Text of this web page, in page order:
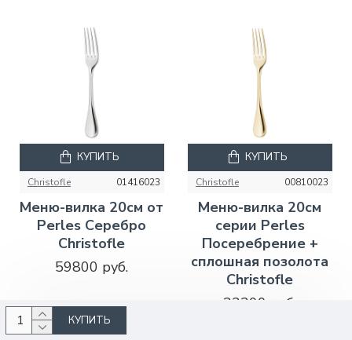
КУПИТЬ
Christofle 01416023
Меню-вилка 20см от
Perles Серебро
Christofle
59800 руб.
КУПИТЬ
Christofle 00810023
Меню-вилка 20см
серии Perles
Посеребрение +
сплошная позолота
Christofle
32200 руб.
КУПИТЬ